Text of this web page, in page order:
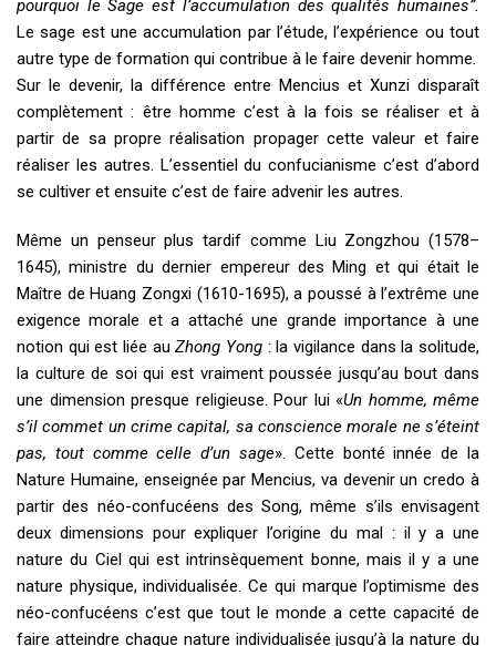
pourquoi le Sage est l’accumulation des qualités humaines”.
Le sage est une accumulation par l’étude, l’expérience ou tout
autre type de formation qui contribue à le faire devenir homme.
Sur le devenir, la différence entre Mencius et Xunzi disparaît
complètement : être homme c’est à la fois se réaliser et à
partir de sa propre réalisation propager cette valeur et faire
réaliser les autres. L’essentiel du confucianisme c’est d’abord
se cultiver et ensuite c’est de faire advenir les autres.
Même un penseur plus tardif comme Liu Zongzhou (1578–
1645), ministre du dernier empereur des Ming et qui était le
Maître de Huang Zongxi (1610-1695), a poussé à l’extrême une
exigence morale et a attaché une grande importance à une
notion qui est liée auZhong Yong : la vigilance dans la solitude,
la culture de soi qui est vraiment poussée jusqu’au bout dans
une dimension presque religieuse. Pour lui «Un homme, même
s’il commet un crime capital, sa conscience morale ne s’éteint
pas, tout comme celle d’un sage». Cette bonté innée de la
Nature Humaine, enseignée par Mencius, va devenir un credo à
partir des néo-confucéens des Song, même s’ils envisagent
deux dimensions pour expliquer l’origine du mal : il y a une
nature du Ciel qui est intrinsèquement bonne, mais il y a une
nature physique, individualisée. Ce qui marque l’optimisme des
néo-confucéens c’est que tout le monde a cette capacité de
faire atteindre chaque nature individualisée jusqu’à la nature du